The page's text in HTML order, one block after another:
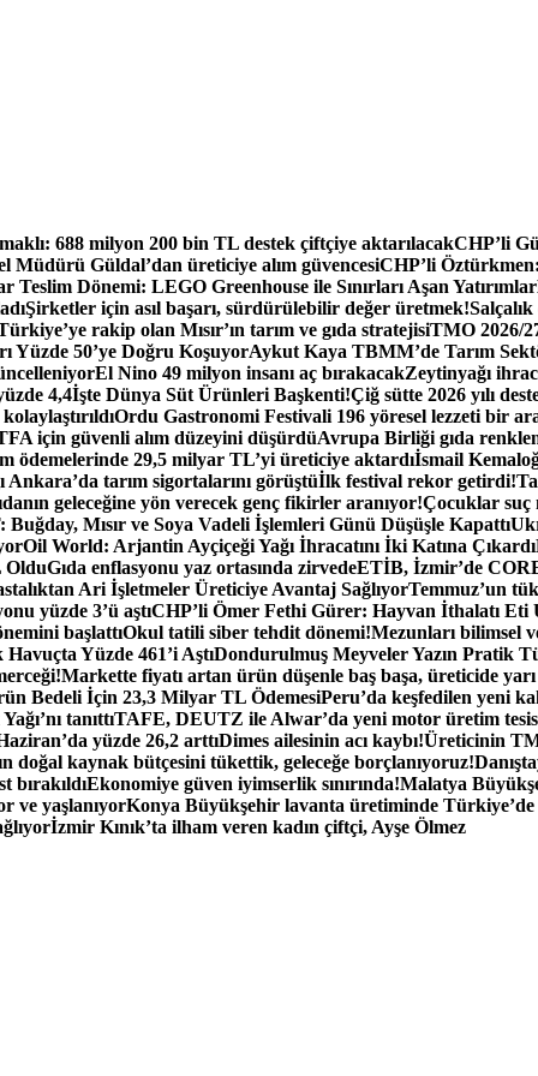
688 milyon 200 bin TL destek çiftçiye aktarılacakCHP’li
Müdürü Güldal’dan üreticiye alım güvencesiCHP’li
Teslim Dönemi: LEGO Greenhouse ile Sınırları Aşan Yatırımlar
Şirketler için asıl başarı, sürdürülebilir değer üretmek!
rakip olan Mısır’ın tarım ve gıda stratejisiTMO 2026/
Yüzde 50’ye Doğru KoşuyorAykut Kaya TBMM’de Tarım
El Nino 49 milyon insanı aç bırakacakZeytinyağı
4,4İşte Dünya Süt Ürünleri Başkenti!Çiğ sütte 2026 yılı
Ordu Gastronomi Festivali 196 yöresel lezzeti bir
için güvenli alım düzeyini düşürdüAvrupa Birliği gıda
ödemelerinde 29,5 milyar TL’yi üreticiye aktardıİsmail
Ankara’da tarım sigortalarını görüştüİlk festival rekor getirdi!
geleceğine yön verecek genç fikirler aranıyor!Çocuklar suç
Buğday, Mısır ve Soya Vadeli İşlemleri Günü Düşüşle Kapattı
Oil World: Arjantin Ayçiçeği Yağı İhracatını İki Katına Çıkardı
OlduGıda enflasyonu yaz ortasında zirvedeETİB, İzmir’de
Ari İşletmeler Üreticiye Avantaj SağlıyorTemmuz’un
yüzde 3’ü aştıCHP’li Ömer Fethi Gürer: Hayvan İthalatı Eti
başlattıOkul tatili siber tehdit dönemi!Mezunları bilimsel
Yüzde 461’i AştıDondurulmuş Meyveler Yazın Pratik
Markette fiyatı artan ürün düşenle baş başa, üreticide yarı
Bedeli İçin 23,3 Milyar TL ÖdemesiPeru’da keşfedilen yeni
tanıttıTAFE, DEUTZ ile Alwar’da yeni motor üretim
yüzde 26,2 arttıDimes ailesinin acı kaybı!Üreticinin
doğal kaynak bütçesini tükettik, geleceğe borçlanıyoruz!
bırakıldıEkonomiye güven iyimserlik sınırında!Malatya
ve yaşlanıyorKonya Büyükşehir lavanta üretiminde Türkiye’de
İzmir Kınık’ta ilham veren kadın çiftçi, Ayşe Ölmez